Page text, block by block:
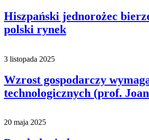
Hiszpański jednorożec
polski rynek
3 listopada 2025
Wzrost gospodarczy
technologicznych (prof.
20 maja 2025